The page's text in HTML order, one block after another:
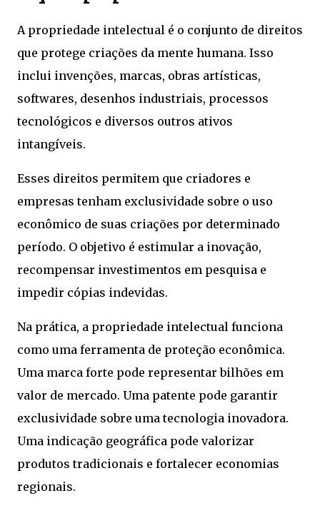
A propriedade intelectual é o conjunto de direitos
que protege criações da mente humana. Isso
inclui invenções, marcas, obras artísticas,
softwares, desenhos industriais, processos
tecnológicos e diversos outros ativos
intangíveis.
Esses direitos permitem que criadores e
empresas tenham exclusividade sobre o uso
econômico de suas criações por determinado
período. O objetivo é estimular a inovação,
recompensar investimentos em pesquisa e
impedir cópias indevidas.
Na prática, a propriedade intelectual funciona
como uma ferramenta de proteção econômica.
Uma marca forte pode representar bilhões em
valor de mercado. Uma patente pode garantir
exclusividade sobre uma tecnologia inovadora.
Uma indicação geográfica pode valorizar
produtos tradicionais e fortalecer economias
regionais.